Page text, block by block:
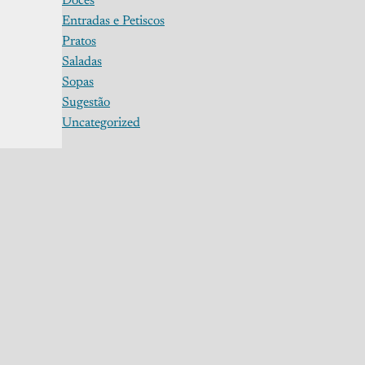
Entradas e Petiscos
Pratos
Saladas
Sopas
Sugestão
Uncategorized